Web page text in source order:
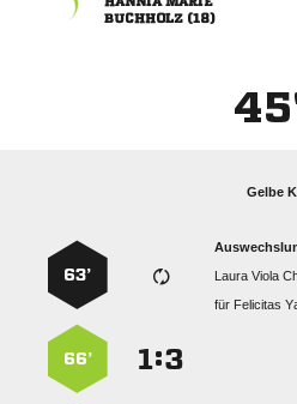
 
Gelbe
 
für 
63’
:
66’